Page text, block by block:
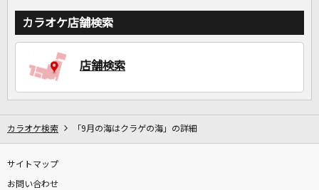
カラオケ店舗検索
店舗検索
カラオケ検索 「9月の海はクラゲの海」の詳細
サイトマップ
お問い合わせ